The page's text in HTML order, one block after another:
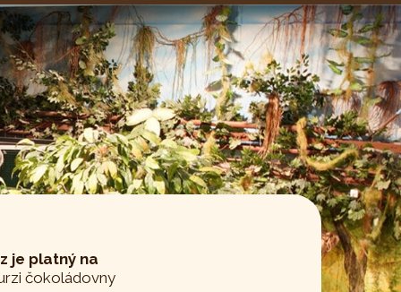
je platný na
čokoládovny